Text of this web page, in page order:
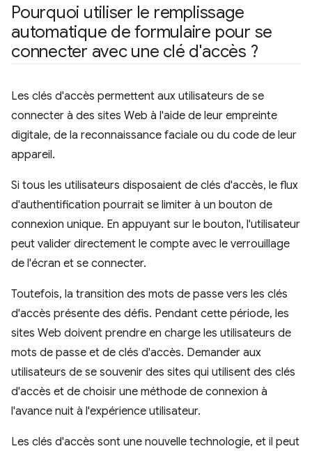
Pourquoi utiliser le remplissage
automatique de formulaire pour se
connecter avec une clé d'accès ?
Les clés d'accès permettent aux utilisateurs de se
connecter à des sites Web à l'aide de leur empreinte
digitale, de la reconnaissance faciale ou du code de leur
appareil.
Si tous les utilisateurs disposaient de clés d'accès, le flux
d'authentification pourrait se limiter à un bouton de
connexion unique. En appuyant sur le bouton, l'utilisateur
peut valider directement le compte avec le verrouillage
de l'écran et se connecter.
Toutefois, la transition des mots de passe vers les clés
d'accès présente des défis. Pendant cette période, les
sites Web doivent prendre en charge les utilisateurs de
mots de passe et de clés d'accès. Demander aux
utilisateurs de se souvenir des sites qui utilisent des clés
d'accès et de choisir une méthode de connexion à
l'avance nuit à l'expérience utilisateur.
Les clés d'accès sont une nouvelle technologie, et il peut